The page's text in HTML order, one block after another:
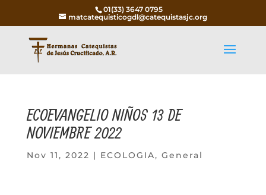
01(33) 3647 0795
matcatequisticogdl@catequistasjc.org
ECOEVANGELIO NIÑOS 13 DE
NOVIEMBRE 2022
Nov 11, 2022 | ECOLOGIA, General